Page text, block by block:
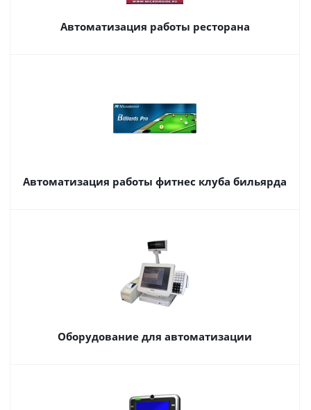
Автоматизация работы ресторана
Автоматизация работы фитнес клуба бильярда
Оборудование для автоматизации